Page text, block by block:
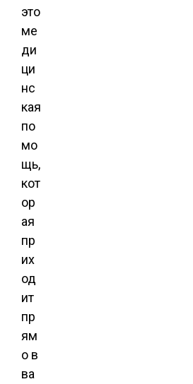
это
ме
ди
ци
нс
кая
по
мо
щь,
кот
ор
ая
пр
их
од
ит
пр
ям
о в
ва